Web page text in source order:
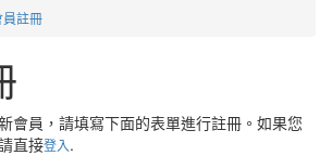
員註冊
會員，請填寫下面的表單進行註冊。如果您
直接登入.